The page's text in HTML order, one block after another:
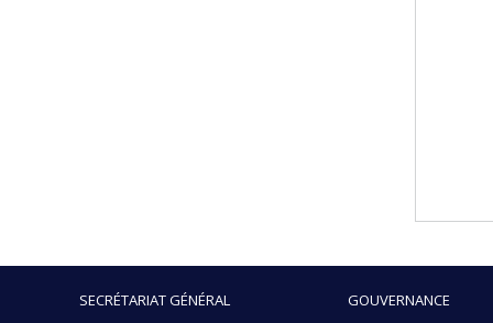
SECRÉTARIAT GÉNÉRAL GOUVERNANCE